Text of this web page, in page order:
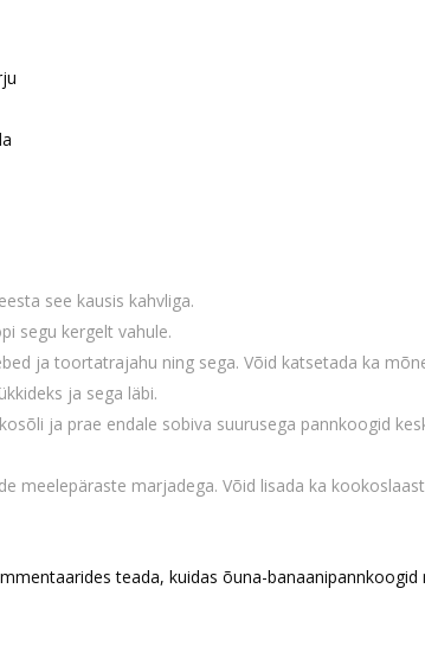
see kausis kahvliga.
segu kergelt vahule.
ja toortatrajahu ning sega. Võid katsetada ka
ja sega läbi.
ja prae endale sobiva suurusega pannkoogid
meelepäraste marjadega. Võid lisada ka
teada, kuidas õuna-banaanipannkoogid